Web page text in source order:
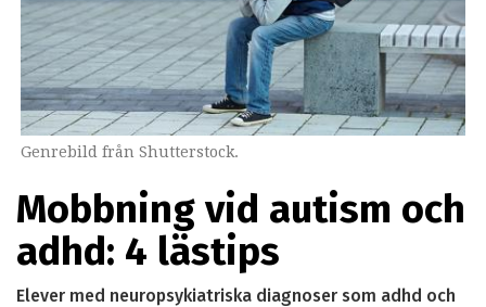
Genrebild från Shutterstock.
Mobbning vid autism och
adhd: 4 lästips
Elever med neuropsykiatriska diagnoser som adhd och